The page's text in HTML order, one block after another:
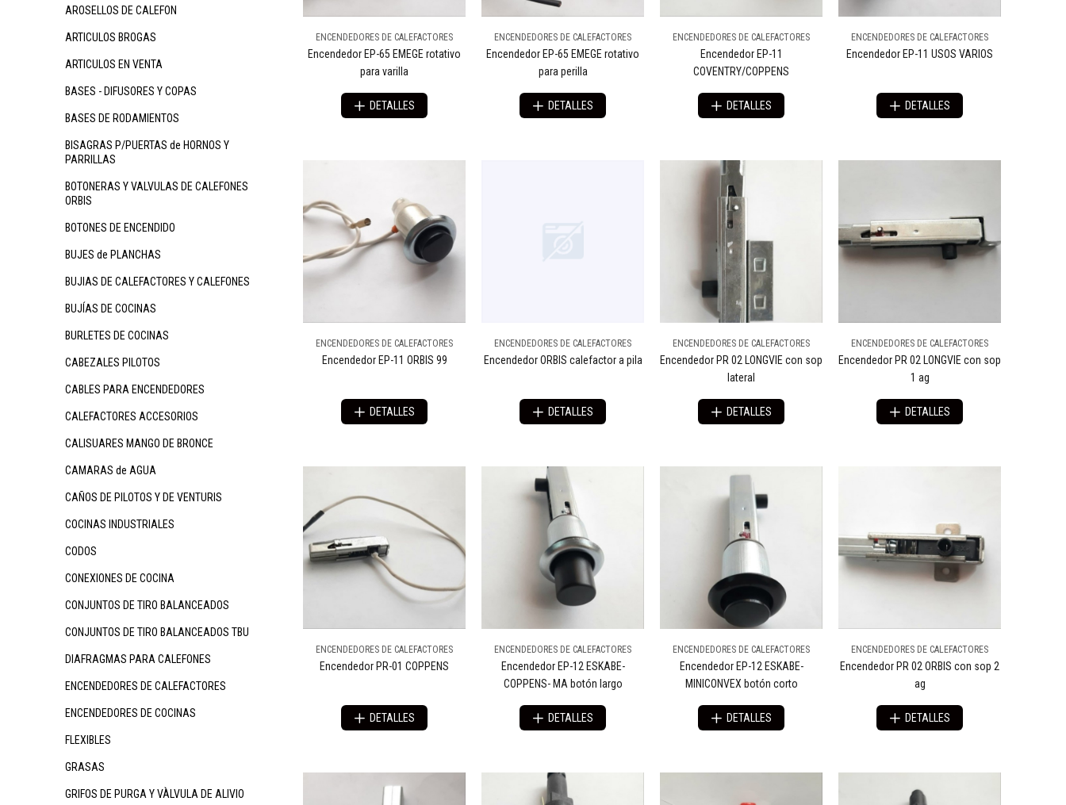
AROSELLOS DE CALEFON
ARTICULOS BROGAS
ARTICULOS EN VENTA
BASES - DIFUSORES Y COPAS
BASES DE RODAMIENTOS
BISAGRAS P/PUERTAS de HORNOS Y
PARRILLAS
BOTONERAS Y VALVULAS DE CALEFONES
ORBIS
BOTONES DE ENCENDIDO
BUJES de PLANCHAS
BUJIAS DE CALEFACTORES Y CALEFONES
BUJÍAS DE COCINAS
BURLETES DE COCINAS
CABEZALES PILOTOS
CABLES PARA ENCENDEDORES
CALEFACTORES ACCESORIOS
CALISUARES MANGO DE BRONCE
CAMARAS de AGUA
CAÑOS DE PILOTOS Y DE VENTURIS
COCINAS INDUSTRIALES
CODOS
CONEXIONES DE COCINA
CONJUNTOS DE TIRO BALANCEADOS
CONJUNTOS DE TIRO BALANCEADOS TBU
DIAFRAGMAS PARA CALEFONES
ENCENDEDORES DE CALEFACTORES
ENCENDEDORES DE COCINAS
FLEXIBLES
GRASAS
GRIFOS DE PURGA Y VÀLVULA DE ALIVIO
ENCENDEDORES DE CALEFACTORES
Encendedor EP-65 EMEGE rotativo
para varilla
DETALLES
ENCENDEDORES DE CALEFACTORES
Encendedor EP-65 EMEGE rotativo
para perilla
DETALLES
ENCENDEDORES DE CALEFACTORES
Encendedor EP-11
COVENTRY/COPPENS
DETALLES
ENCENDEDORES DE CALEFACTORES
Encendedor EP-11 USOS VARIOS
DETALLES
ENCENDEDORES DE CALEFACTORES
Encendedor EP-11 ORBIS 99
DETALLES
ENCENDEDORES DE CALEFACTORES
Encendedor ORBIS calefactor a pila
DETALLES
ENCENDEDORES DE CALEFACTORES
Encendedor PR 02 LONGVIE con sop
lateral
DETALLES
ENCENDEDORES DE CALEFACTORES
Encendedor PR 02 LONGVIE con sop
1 ag
DETALLES
ENCENDEDORES DE CALEFACTORES
Encendedor PR-01 COPPENS
DETALLES
ENCENDEDORES DE CALEFACTORES
Encendedor EP-12 ESKABE-
COPPENS- MA botón largo
DETALLES
ENCENDEDORES DE CALEFACTORES
Encendedor EP-12 ESKABE-
MINICONVEX botón corto
DETALLES
ENCENDEDORES DE CALEFACTORES
Encendedor PR 02 ORBIS con sop 2
ag
DETALLES